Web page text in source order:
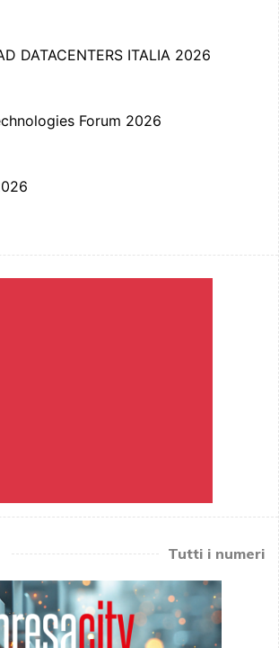
DATACENTERS ITALIA 2026
Forum 2026
Tutti i numeri